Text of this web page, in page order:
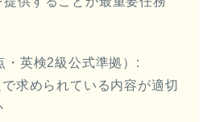
・英検2級公式準拠）:
求められている内容が適切